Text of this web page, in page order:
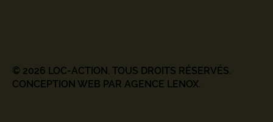
© 2026 LOC-ACTION. TOUS DROITS RÉSERVÉS.
CONCEPTION WEB PAR AGENCE LENOX.